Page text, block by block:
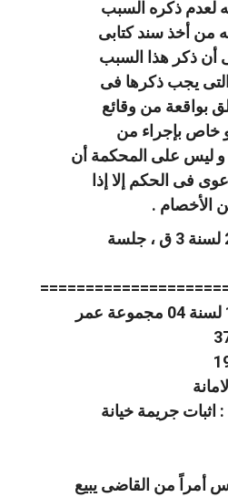
لعدم ذكره السبب
من أخذ سند كتابى
أن ذكر هذا السبب
يجب ذكرها فى
بواقعة من وقائع
خاص بإجراء من
، و ليس على المحكمة أن
فى الحكم إلا إذا
الأخصام .
( الطعن رقم 268 لسنة 3 ق ، جلسة
الطعن رقم 1601 لسنة 04 مجموعة عمر
اثبات جريمة خيانة
أمراً من القاضى يبيع